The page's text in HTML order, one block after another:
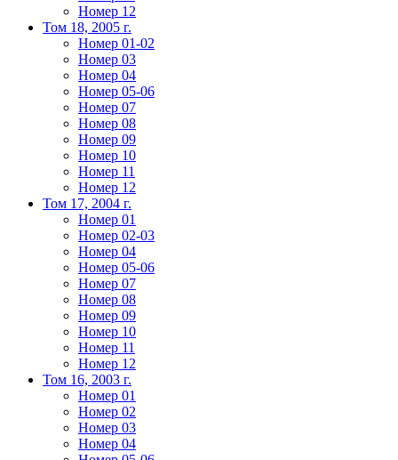
Номер 12
Том 18, 2005 г.
Номер 01-02
Номер 03
Номер 04
Номер 05-06
Номер 07
Номер 08
Номер 09
Номер 10
Номер 11
Номер 12
Том 17, 2004 г.
Номер 01
Номер 02-03
Номер 04
Номер 05-06
Номер 07
Номер 08
Номер 09
Номер 10
Номер 11
Номер 12
Том 16, 2003 г.
Номер 01
Номер 02
Номер 03
Номер 04